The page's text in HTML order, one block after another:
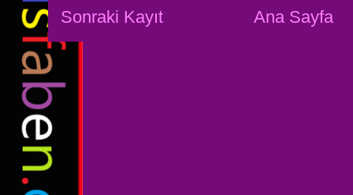
Sonraki Kayıt Ana Sayfa